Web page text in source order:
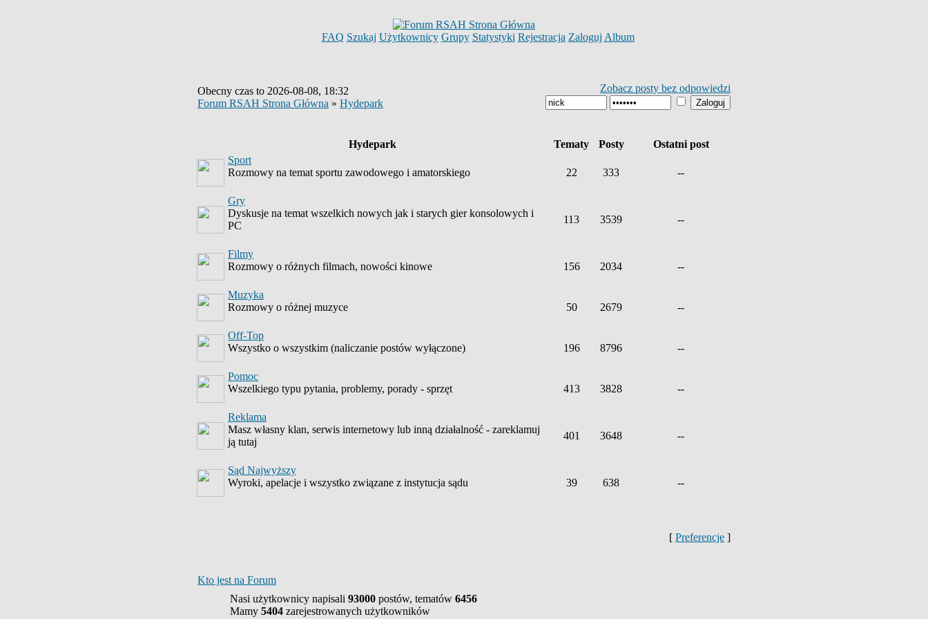
FAQ Szukaj Użytkownicy Grupy Statystyki Rejestracja Zaloguj Album
Obecny czas to 2026-08-08, 18:32
Forum RSAH Strona Główna » Hydepark
Zobacz posty bez odpowiedzi
Hydepark Tematy Posty
Ostatni post
Sport
Rozmowy na temat sportu zawodowego i amatorskiego
22 333 --
Gry
Dyskusje na temat wszelkich nowych jak i starych gier konsolowych i
PC
113 3539 --
Filmy
Rozmowy o różnych filmach, nowości kinowe
156 2034 --
Muzyka
Rozmowy o różnej muzyce
50 2679 --
Off-Top
Wszystko o wszystkim (naliczanie postów wyłączone)
196 8796 --
Pomoc
Wszelkiego typu pytania, problemy, porady - sprzęt
413 3828 --
Reklama
Masz własny klan, serwis internetowy lub inną działalność - zareklamuj
ją tutaj
401 3648 --
Sąd Najwyższy
Wyroki, apelacje i wszystko związane z instytucja sądu
39 638 --
[ Preferencje ]
Kto jest na Forum
Nasi użytkownicy napisali 93000 postów, tematów 6456
Mamy 5404 zarejestrowanych użytkowników